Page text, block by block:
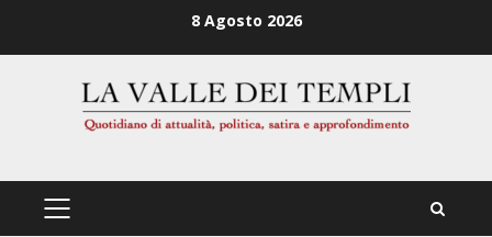
8 Agosto 2026
PRIMÄRES